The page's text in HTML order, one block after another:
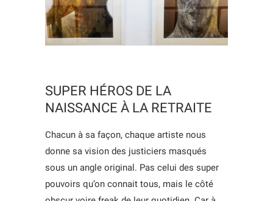
SUPER HÉROS DE LA
NAISSANCE À LA RETRAITE
Chacun à sa façon, chaque artiste nous
donne sa vision des justiciers masqués
sous un angle original. Pas celui des super
pouvoirs qu’on connait tous, mais le côté